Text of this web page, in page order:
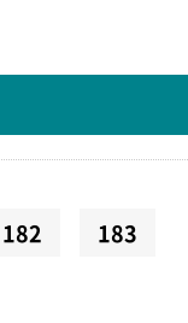
182 183